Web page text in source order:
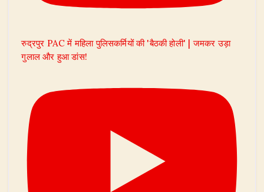
रुद्रपुर PAC में महिला पुलिसकर्मियों की 'बैठकी होली' | जमकर उड़ा
गुलाल और हुआ डांस!